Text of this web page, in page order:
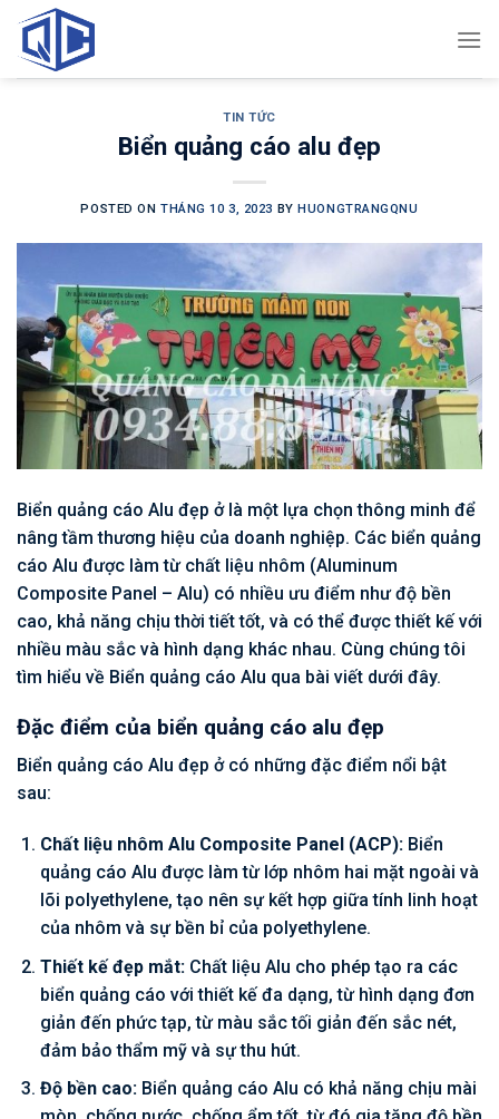
Skip
content
TIN TỨC
Biển quảng cáo alu đẹp
POSTED ONTHÁNG 10 3, 2023 BYHUONGTRANGQNU
Biển quảng cáo Alu đẹp ở là một lựa chọn thông minh để
nâng tầm thương hiệu của doanh nghiệp. Các biển quảng
cáo Alu được làm từ chất liệu nhôm (Aluminum
Composite Panel – Alu) có nhiều ưu điểm như độ bền
cao, khả năng chịu thời tiết tốt, và có thể được thiết kế với
nhiều màu sắc và hình dạng khác nhau. Cùng chúng tôi
tìm hiểu về Biển quảng cáo Alu qua bài viết dưới đây.
Đặc điểm của biển quảng cáo alu đẹp
Biển quảng cáo Alu đẹp ở có những đặc điểm nổi bật
sau:
Chất liệu nhôm Alu Composite Panel (ACP):Biển
quảng cáo Alu được làm từ lớp nhôm hai mặt ngoài và
lõi polyethylene, tạo nên sự kết hợp giữa tính linh hoạt
của nhôm và sự bền bỉ của polyethylene.
Thiết kế đẹp mắt:Chất liệu Alu cho phép tạo ra các
biển quảng cáo với thiết kế đa dạng, từ hình dạng đơn
giản đến phức tạp, từ màu sắc tối giản đến sắc nét,
đảm bảo thẩm mỹ và sự thu hút.
Độ bền cao:Biển quảng cáo Alu có khả năng chịu mài